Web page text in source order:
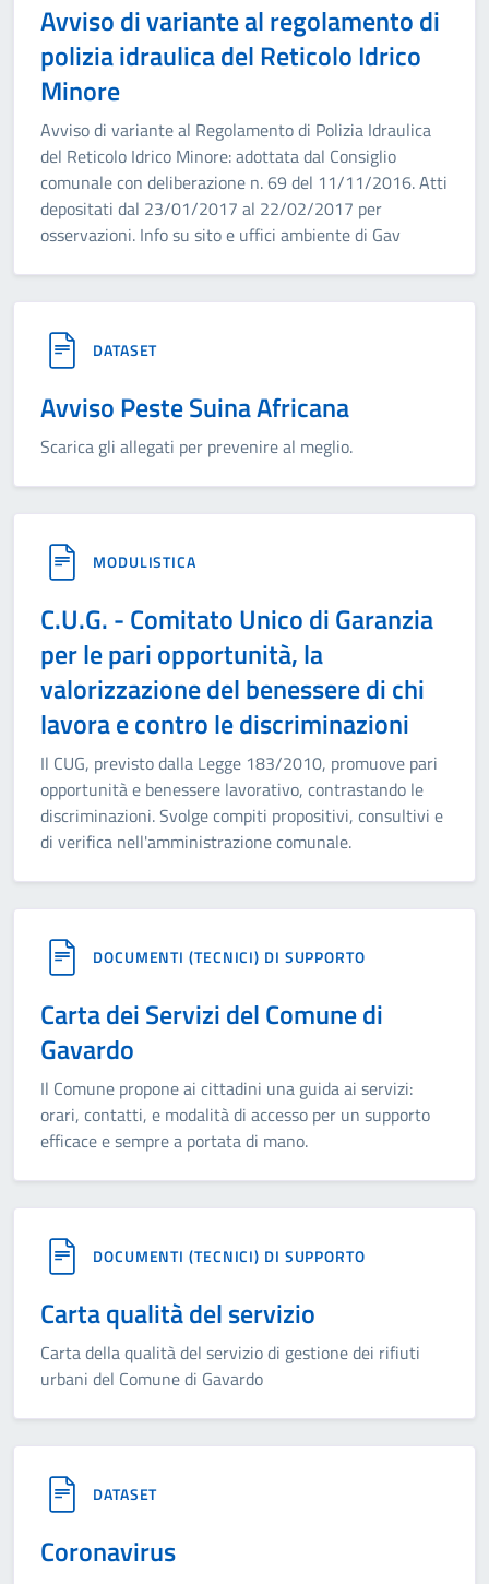
Avviso di variante al regolamento di
polizia idraulica del Reticolo Idrico
Minore
Avviso di variante al Regolamento di Polizia Idraulica
del Reticolo Idrico Minore: adottata dal Consiglio
comunale con deliberazione n. 69 del 11/11/2016. Atti
depositati dal 23/01/2017 al 22/02/2017 per
osservazioni. Info su sito e uffici ambiente di Gav
DATASET
Avviso Peste Suina Africana
Scarica gli allegati per prevenire al meglio.
MODULISTICA
C.U.G. - Comitato Unico di Garanzia
per le pari opportunità, la
valorizzazione del benessere di chi
lavora e contro le discriminazioni
Il CUG, previsto dalla Legge 183/2010, promuove pari
opportunità e benessere lavorativo, contrastando le
discriminazioni. Svolge compiti propositivi, consultivi e
di verifica nell'amministrazione comunale.
DOCUMENTI (TECNICI) DI SUPPORTO
Carta dei Servizi del Comune di
Gavardo
Il Comune propone ai cittadini una guida ai servizi:
orari, contatti, e modalità di accesso per un supporto
efficace e sempre a portata di mano.
DOCUMENTI (TECNICI) DI SUPPORTO
Carta qualità del servizio
Carta della qualità del servizio di gestione dei rifiuti
urbani del Comune di Gavardo
DATASET
Coronavirus